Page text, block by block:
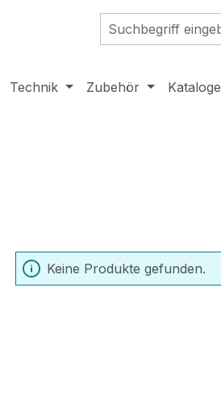
Technik Zubehör Kataloge
Keine Produkte gefunden.